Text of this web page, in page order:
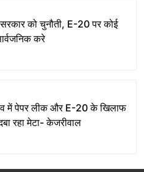
को चुनौती, E-20 पर कोई
करे
में पेपर लीक और E-20 के खिलाफ
रहा मेटा- केजरीवाल